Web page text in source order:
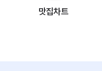
맛집차트